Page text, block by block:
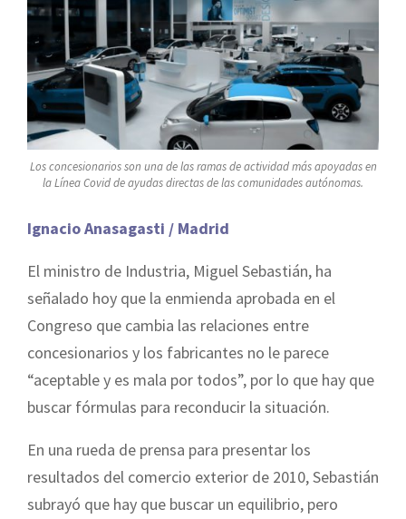
Los concesionarios son una de las ramas de actividad más apoyadas en
la Línea Covid de ayudas directas de las comunidades autónomas.
Ignacio Anasagasti / Madrid
El ministro de Industria, Miguel Sebastián, ha
señalado hoy que la enmienda aprobada en el
Congreso que cambia las relaciones entre
concesionarios y los fabricantes no le parece
“aceptable y es mala por todos”, por lo que hay que
buscar fórmulas para reconducir la situación.
En una rueda de prensa para presentar los
resultados del comercio exterior de 2010, Sebastián
subrayó que hay que buscar un equilibrio, pero